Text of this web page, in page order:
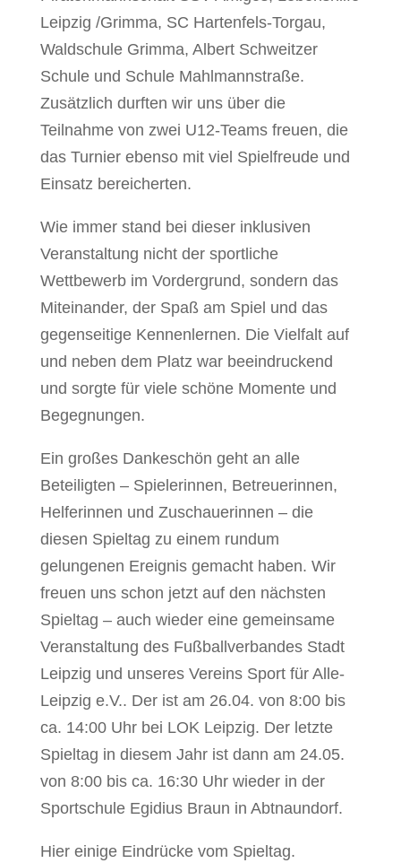
Leipzig /Grimma, SC Hartenfels-Torgau,
Waldschule Grimma, Albert Schweitzer
Schule und Schule Mahlmannstraße.
Zusätzlich durften wir uns über die
Teilnahme von zwei U12-Teams freuen, die
das Turnier ebenso mit viel Spielfreude und
Einsatz bereicherten.
Wie immer stand bei dieser inklusiven
Veranstaltung nicht der sportliche
Wettbewerb im Vordergrund, sondern das
Miteinander, der Spaß am Spiel und das
gegenseitige Kennenlernen. Die Vielfalt auf
und neben dem Platz war beeindruckend
und sorgte für viele schöne Momente und
Begegnungen.
Ein großes Dankeschön geht an alle
Beteiligten – Spielerinnen, Betreuerinnen,
Helferinnen und Zuschauerinnen – die
diesen Spieltag zu einem rundum
gelungenen Ereignis gemacht haben. Wir
freuen uns schon jetzt auf den nächsten
Spieltag – auch wieder eine gemeinsame
Veranstaltung des Fußballverbandes Stadt
Leipzig und unseres Vereins Sport für Alle-
Leipzig e.V.. Der ist am 26.04. von 8:00 bis
ca. 14:00 Uhr bei LOK Leipzig. Der letzte
Spieltag in diesem Jahr ist dann am 24.05.
von 8:00 bis ca. 16:30 Uhr wieder in der
Sportschule Egidius Braun in Abtnaundorf.
Hier einige Eindrücke vom Spieltag.